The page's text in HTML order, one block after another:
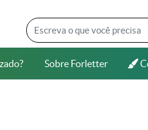
Sobre Forletter
Sobre Forletter